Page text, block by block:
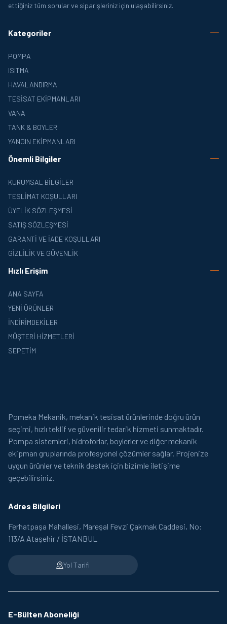
ettiğiniz tüm sorular ve siparişleriniz için ulaşabilirsiniz.
Kategoriler
POMPA
ISITMA
HAVALANDIRMA
TESISAT EKIPMANLARI
VANA
TANK & BOYLER
YANGIN EKIPMANLARI
Önemli Bilgiler
KURUMSAL BILGILER
TESLIMAT KOŞULLARI
ÜYELIK SÖZLEŞMESI
SATIŞ SÖZLEŞMESI
GARANTI VE İADE KOŞULLARI
GIZLILIK VE GÜVENLIK
Hızlı Erişim
ANA SAYFA
YENI ÜRÜNLER
İNDIRIMDEKILER
MÜŞTERI HIZMETLERI
SEPETIM
Pomeka Mekanik, mekanik tesisat ürünlerinde doğru ürün
seçimi, hızlı teklif ve güvenilir tedarik hizmeti sunmaktadır.
Pompa sistemleri, hidroforlar, boylerler ve diğer mekanik
ekipman gruplarında profesyonel çözümler sağlar. Projenize
uygun ürünler ve teknik destek için bizimle iletişime
geçebilirsiniz.
Adres Bilgileri
Ferhatpaşa Mahallesi, Mareşal Fevzi Çakmak Caddesi, No:
113/A Ataşehir / İSTANBUL
Yol Tarifi
E-Bülten Aboneliği